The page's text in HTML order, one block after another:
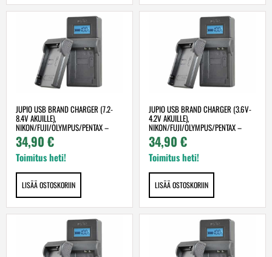
JUPIO USB BRAND CHARGER (7.2-
8.4V AKUILLE),
NIKON/FUJI/OLYMPUS/PENTAX –
USB-AKKULATURI
34,90 €
Toimitus heti!
LISÄÄ OSTOSKORIIN
JUPIO USB BRAND CHARGER (3.6V-
4.2V AKUILLE),
NIKON/FUJI/OLYMPUS/PENTAX –
USB-AKKULATURI
34,90 €
Toimitus heti!
LISÄÄ OSTOSKORIIN